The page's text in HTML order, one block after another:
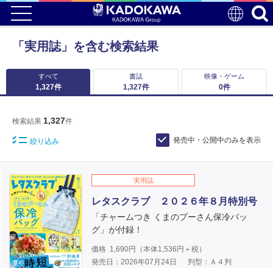
「実用誌」を含む検索結果
すべて
1,327件
書誌
1,327件
映像・ゲーム
0件
検索結果 1,327件
絞り込み 発売中・公開中のみを表示
実用誌
レタスクラブ ２０２６年８月特別号
「チャームつき くまのプーさん保冷バッ
グ」が付録！
価格 1,690円（本体1,536 円＋税）
発売日：2026年07月24日
判型：Ａ４判